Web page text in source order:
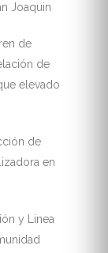
Joaquin
de
de
elevado
de
en
y Linea